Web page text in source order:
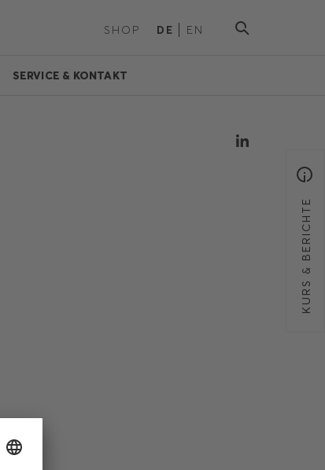
KURS & BERICHTE
SHOP DE EN
SERVICE & KONTAKT